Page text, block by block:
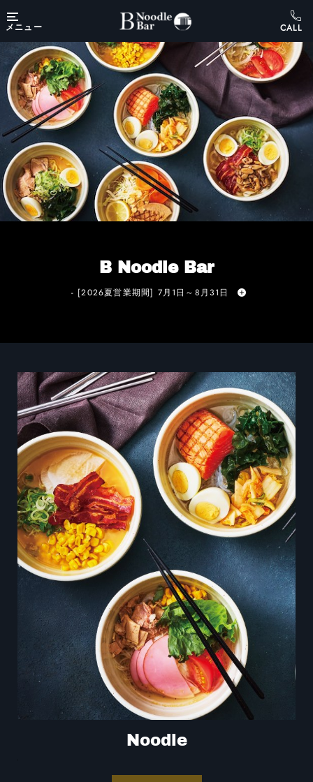
Skip to main content
メニュー
B Noodle Bar
- [2026夏営業期間] 7月1日～8月31日
Noodle